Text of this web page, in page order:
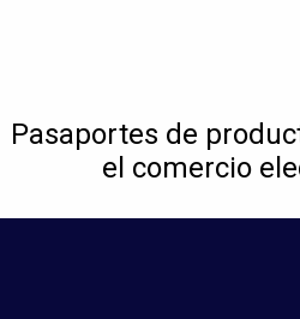
Pasaportes de
el comercio